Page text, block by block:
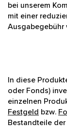
bei unserem
mit einer
Ausgabegebühr
In diese
oder Fonds)
einzelnen
Festgeld bzw.
Bestandteile